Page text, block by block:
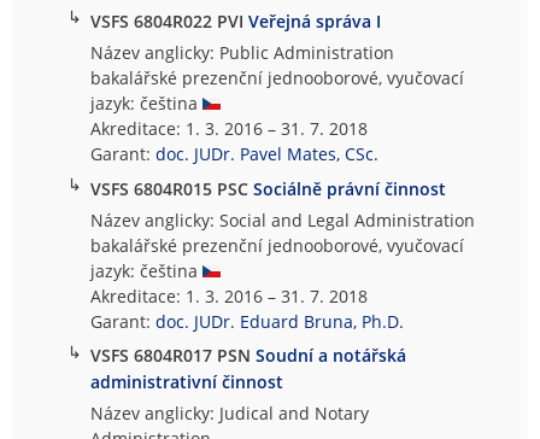
↳ VSFS 6804R022 PVIVeřejná správa I
Název anglicky: Public Administration
bakalářské prezenční jednooborové, vyučovací
jazyk: čeština
Akreditace: 1. 3. 2016 – 31. 7. 2018
Garant:doc. JUDr. Pavel Mates, CSc.
↳ VSFS 6804R015 PSCSociálně právní činnost
Název anglicky: Social and Legal Administration
bakalářské prezenční jednooborové, vyučovací
jazyk: čeština
Akreditace: 1. 3. 2016 – 31. 7. 2018
Garant:doc. JUDr. Eduard Bruna, Ph.D.
↳ VSFS 6804R017 PSNSoudní a notářská
administrativní činnost
Název anglicky: Judical and Notary